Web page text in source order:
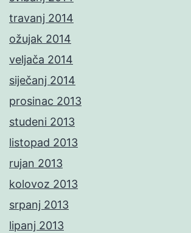
travanj 2014
ožujak 2014
veljača 2014
siječanj 2014
prosinac 2013
studeni 2013
listopad 2013
rujan 2013
kolovoz 2013
srpanj 2013
lipanj 2013